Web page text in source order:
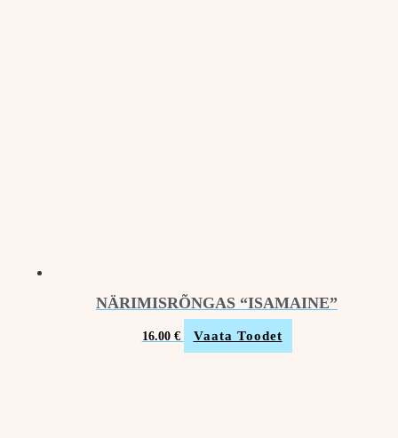
NÄRIMISRÕNGAS “ISAMAINE”
16.00 € Vaata Toodet